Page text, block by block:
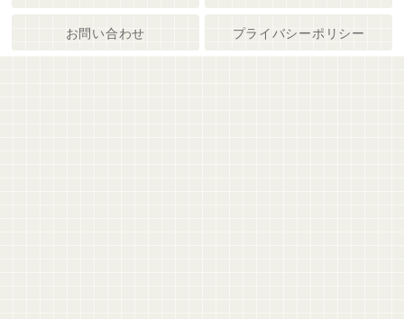
お問い合わせ プライバシーポリシー